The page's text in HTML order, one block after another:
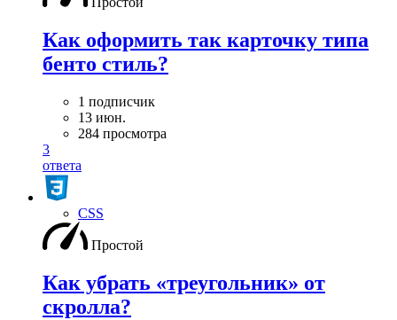
Как оформить так карточку типа
бенто стиль?
1 подписчик
13 июн.
284 просмотра
3
ответа
CSS
Простой
Как убрать «треугольник» от
скролла?